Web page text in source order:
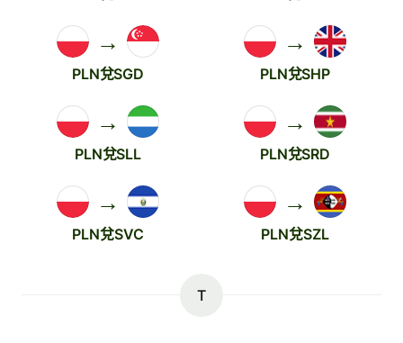
→
PLN兌SGD
→
PLN兌SHP
→
PLN兌SLL
→
PLN兌SRD
→
PLN兌SVC
→
PLN兌SZL
T